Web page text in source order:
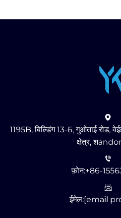
1195B, बिल्डिंग 13-6, गुओताई रोड,
क्षेत्र,
फ़ोन:+86-
ईमेल:[email